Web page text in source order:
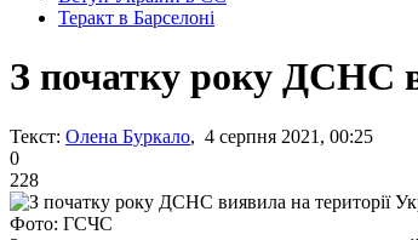
Теракт в Барселоні
З початку року ДСНС
Текст: Олена Буркало, 4 серпня 2021, 00:25
0
228
Фото: ГСЧС